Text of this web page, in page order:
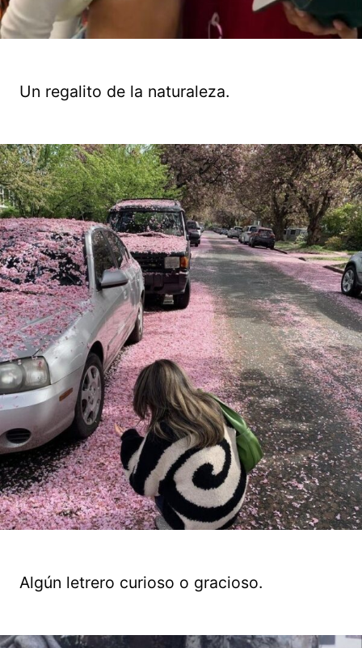
Un regalito de la naturaleza.
Algún letrero curioso o gracioso.